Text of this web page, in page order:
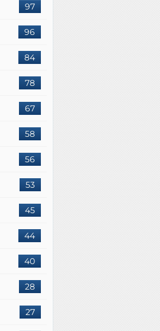
97
96
84
78
67
58
56
53
45
44
40
28
27